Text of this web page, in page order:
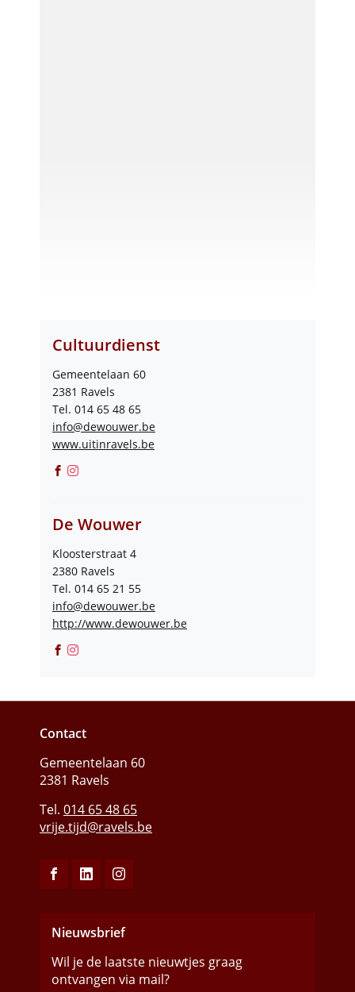
Contact
Cultuurdienst
Adres
Gemeentelaan 60
,2381 Ravels
Tel. 014 65 48 65
E-
mail
info@dewouwer.be
Website
www.uitinravels.be
De Wouwer
Adres
Kloosterstraat 4
,2380 Ravels
Tel. 014 65 21 55
E-
mail
info@dewouwer.be
Website
http://www.dewouwer.be
Wouwer
Wouwer
Contact
Vrije
Tijd
Adres
Gemeentelaan 60
2381 Ravels
Tel.
014 65 48 65
E-
mail
vrije.tijd@ravels.be
op
op
op
Nieuwsbrief
Wil je de laatste nieuwtjes graag
ontvangen via mail?